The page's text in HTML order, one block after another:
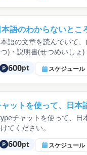
語のわからないとこ
語の文章を読んでいて
)・説明書(せつめいしょ)
600pt スケジュール
ットを使って、日本
チャットを使って、日
てください。
600pt スケジュール